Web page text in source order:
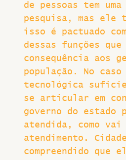
de pessoas tem
pesquisa, mas ele
isso é pactuado
dessas funções
consequência aos
população. No
tecnológica
se articular em
governo do
atendida, como
atendimento.
compreendido que